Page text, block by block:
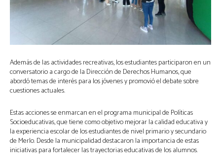
Además de las actividades recreativas, los estudiantes participaron en un
conversatorio a cargo de la Dirección de Derechos Humanos, que
abordó temas de interés para los jóvenes y promovió el debate sobre
cuestiones actuales.
Estas acciones se enmarcan en el programa municipal de Políticas
Socioeducativas, que tiene como objetivo mejorar la calidad educativa y
la experiencia escolar de los estudiantes de nivel primario y secundario
de Merlo. Desde la municipalidad destacaron la importancia de estas
iniciativas para fortalecer las trayectorias educativas de los alumnos.